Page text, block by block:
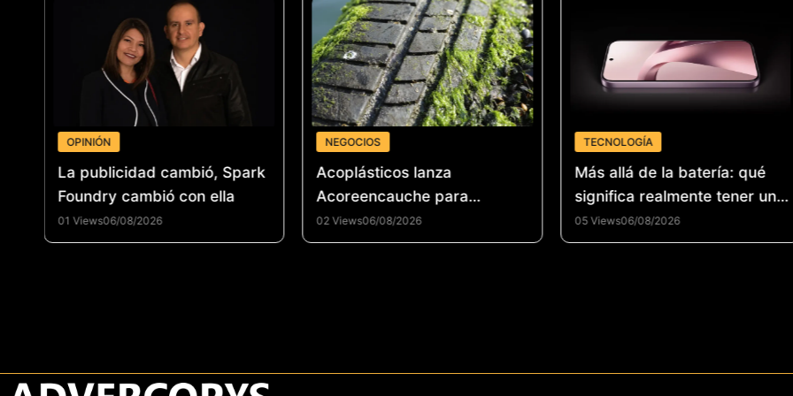
OPINIÓN
La publicidad cambió, Spark
Foundry cambió con ella
01 Views06/08/2026
NEGOCIOS
Acoplásticos lanza
Acoreencauche para
fortalecer la industria del
reencauche de llantas y
02 Views06/08/2026
TECNOLOGÍA
Más allá de la batería: qué
significa realmente tener un
smartphone de alto
rendimiento
05 Views06/08/2026